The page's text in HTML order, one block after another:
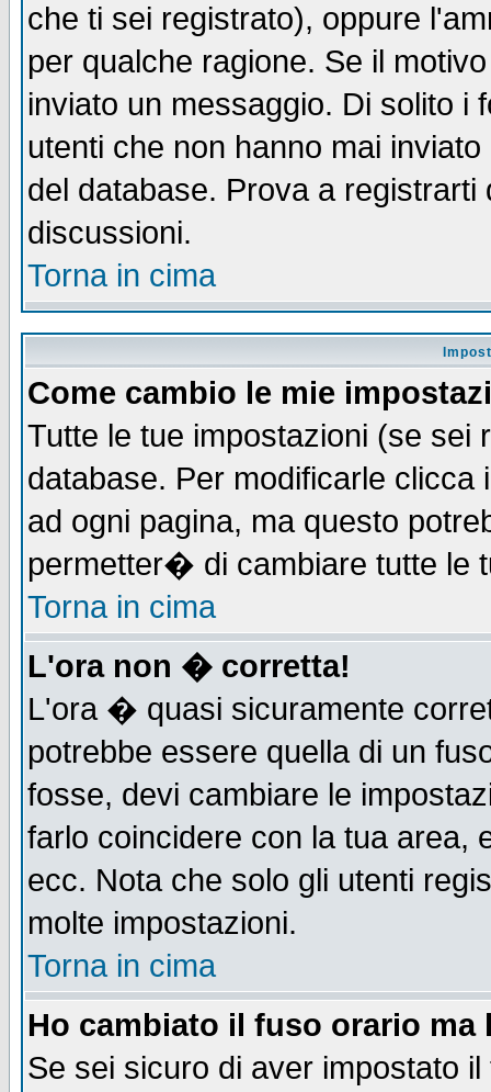
che ti sei registrato), oppure
per qualche ragione. Se il
inviato un messaggio. Di solito i
utenti che non hanno mai
del database. Prova a
discussioni.
Torna in cima
Come cambio le mie
Tutte le tue impostazioni (se sei
database. Per modificarle clicca
ad ogni pagina, ma questo
permetter� di cambiare tutte le
Torna in cima
L'ora non � corretta!
L'ora � quasi sicuramente
potrebbe essere quella di un
fosse, devi cambiare le
farlo coincidere con la tua area,
ecc. Nota che solo gli utenti
molte impostazioni.
Torna in cima
Ho cambiato il fuso orario
Se sei sicuro di aver impostato